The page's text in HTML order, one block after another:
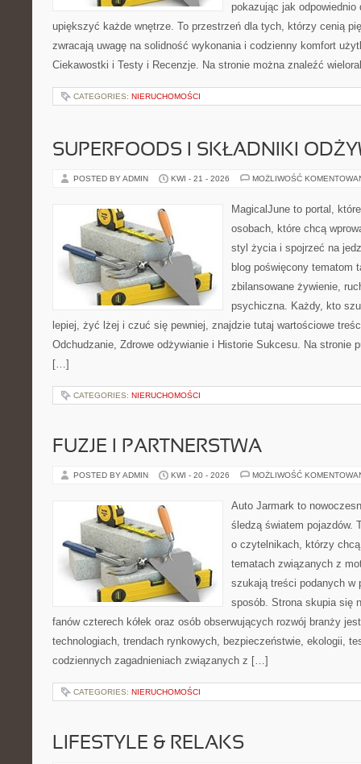
pokazując jak odpowiednio
upiększyć każde wnętrze. To przestrzeń dla tych, którzy cenią
zwracają uwagę na solidność wykonania i codzienny komfort
Ciekawostki i Testy i Recenzje. Na stronie można znaleźć
CATEGORIES: NIERUCHOMOŚCI
SUPERFOODS I SKŁADNIKI
POSTED BY ADMIN KWI - 21 - 2026 MOŻLIWOŚĆ
MagicalJune to portal,
osobach, które chcą
styl życia i spojrzeć na
blog poświęcony tematom
zbilansowane żywienie,
psychiczna. Każdy, kto
lepiej, żyć lżej i czuć się pewniej, znajdzie tutaj wartościowe
Odchudzanie, Zdrowe odżywianie i Historie Sukcesu. Na stronie
[…]
CATEGORIES: NIERUCHOMOŚCI
FUZJE I PARTNERSTWA
POSTED BY ADMIN KWI - 20 - 2026 MOŻLIWOŚĆ
Auto Jarmark to
śledzą światem pojazdów.
o czytelnikach, którzy
tematach związanych z
szukają treści podanych w
sposób. Strona skupia się
fanów czterech kółek oraz osób obserwujących rozwój branży
technologiach, trendach rynkowych, bezpieczeństwie, ekologii,
codziennych zagadnieniach związanych z […]
CATEGORIES: NIERUCHOMOŚCI
LIFESTYLE & RELAKS